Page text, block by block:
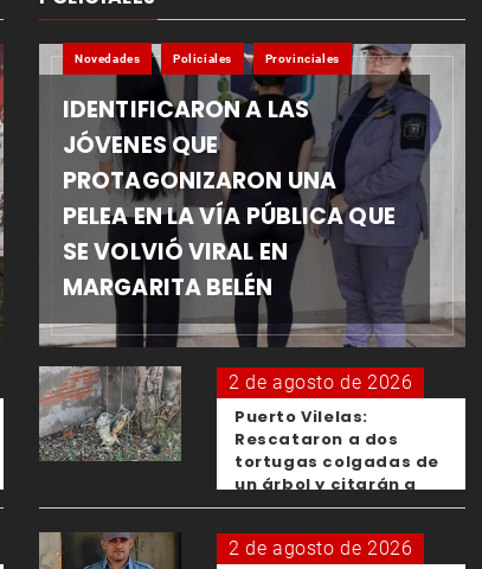
Novedades Policiales Provinciales
IDENTIFICARON A LAS
JÓVENES QUE
PROTAGONIZARON UNA
PELEA EN LA VÍA PÚBLICA QUE
SE VOLVIÓ VIRAL EN
MARGARITA BELÉN
2 de agosto de 2026
Puerto Vilelas:
Rescataron a dos
tortugas colgadas de
un árbol y citarán a
los padres de los
menores responsables
2 de agosto de 2026